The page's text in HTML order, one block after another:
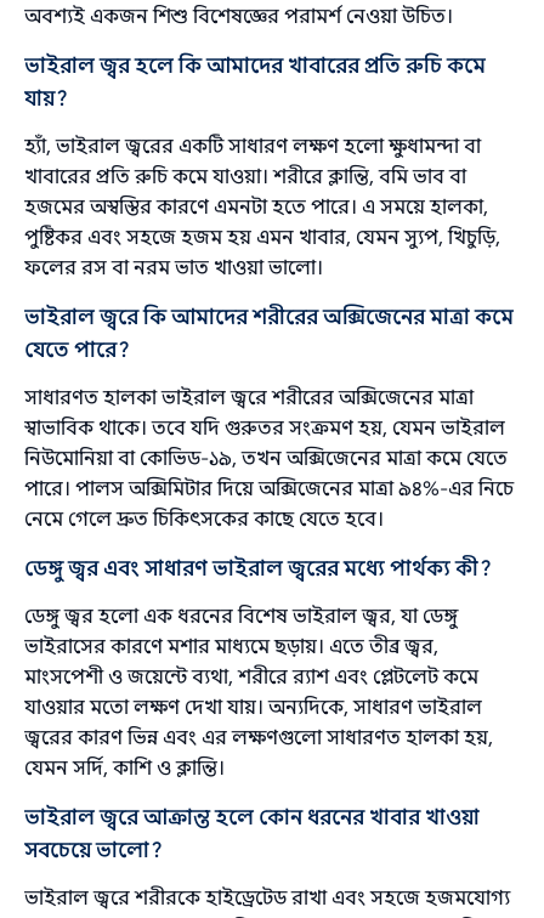
অবশ্যই একজন শিশু বিশেষজ্ঞের পরামর্শ নেওয়া উচিত।
ভাইরাল জ্বর হলে কি আমাদের খাবারের প্রতি রুচি কমে
যায়?
হ্যাঁ, ভাইরাল জ্বরের একটি সাধারণ লক্ষণ হলো ক্ষুধামন্দা বা
খাবারের প্রতি রুচি কমে যাওয়া। শরীরে ক্লান্তি, বমি ভাব বা
হজমের অস্বস্তির কারণে এমনটা হতে পারে। এ সময়ে হালকা,
পুষ্টিকর এবং সহজে হজম হয় এমন খাবার, যেমন স্যুপ, খিচুড়ি,
ফলের রস বা নরম ভাত খাওয়া ভালো।
ভাইরাল জ্বরে কি আমাদের শরীরের অক্সিজেনের মাত্রা কমে
যেতে পারে?
সাধারণত হালকা ভাইরাল জ্বরে শরীরের অক্সিজেনের মাত্রা
স্বাভাবিক থাকে। তবে যদি গুরুতর সংক্রমণ হয়, যেমন ভাইরাল
নিউমোনিয়া বা কোভিড-১৯, তখন অক্সিজেনের মাত্রা কমে যেতে
পারে। পালস অক্সিমিটার দিয়ে অক্সিজেনের মাত্রা ৯৪%-এর নিচে
নেমে গেলে দ্রুত চিকিৎসকের কাছে যেতে হবে।
ডেঙ্গু জ্বর এবং সাধারণ ভাইরাল জ্বরের মধ্যে পার্থক্য কী?
ডেঙ্গু জ্বর হলো এক ধরনের বিশেষ ভাইরাল জ্বর, যা ডেঙ্গু
ভাইরাসের কারণে মশার মাধ্যমে ছড়ায়। এতে তীব্র জ্বর,
মাংসপেশী ও জয়েন্টে ব্যথা, শরীরে র‍্যাশ এবং প্লেটলেট কমে
যাওয়ার মতো লক্ষণ দেখা যায়। অন্যদিকে, সাধারণ ভাইরাল
জ্বরের কারণ ভিন্ন এবং এর লক্ষণগুলো সাধারণত হালকা হয়,
যেমন সর্দি, কাশি ও ক্লান্তি।
ভাইরাল জ্বরে আক্রান্ত হলে কোন ধরনের খাবার খাওয়া
সবচেয়ে ভালো?
ভাইরাল জ্বরে শরীরকে হাইড্রেটেড রাখা এবং সহজে হজমযোগ্য